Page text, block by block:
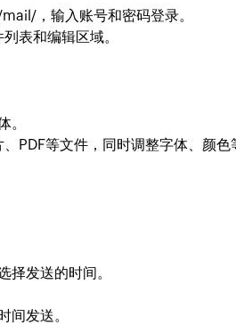
，输入账号和密码登录。
表和编辑区域。
。
PDF等文件，同时调整字体、颜色
择发送的时间。
间发送。